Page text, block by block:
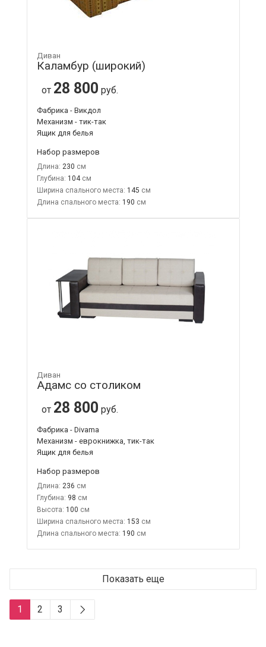
Диван
Каламбур (широкий)
от 28 800 руб.
Фабрика - Викдол
Механизм - тик-так
Ящик для белья
Набор размеров
Длина: 230
Глубина: 104
Ширина спального места: 145
Длина спального места: 190
Диван
Адамс со столиком
от 28 800 руб.
Фабрика - Divama
Механизм - еврокнижка, тик-так
Ящик для белья
Набор размеров
Длина: 236
Глубина: 98
Высота: 100
Ширина спального места: 153
Длина спального места: 190
Показать еще
1 2 3